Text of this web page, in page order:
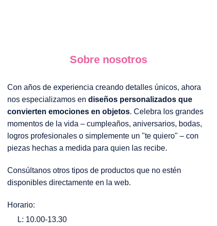
Sobre nosotros
Con años de experiencia creando detalles únicos, ahora
nos especializamos en diseños personalizados que
convierten emociones en objetos. Celebra los grandes
momentos de la vida – cumpleaños, aniversarios, bodas,
logros profesionales o simplemente un "te quiero" – con
piezas hechas a medida para quien las recibe.
Consúltanos otros tipos de productos que no estén
disponibles directamente en la web.
Horario:
L: 10.00-13.30